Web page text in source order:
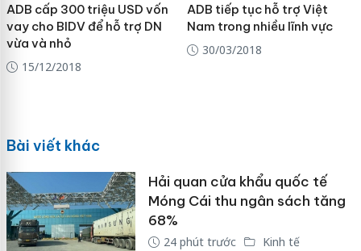
ADB cấp 300 triệu USD vốn
vay cho BIDV để hỗ trợ DN
vừa và nhỏ
15/12/2018
ADB tiếp tục hỗ trợ Việt
Nam trong nhiều lĩnh vực
30/03/2018
Bài viết khác
Hải quan cửa khẩu quốc tế
Móng Cái thu ngân sách tăng
68%
24 phút trước Kinh tế